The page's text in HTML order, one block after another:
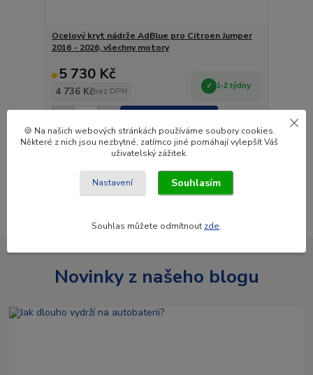
Ocelový kryt nádrže AdBlue pro Citroen Jumper
2016 - 2026, všechny motory
5 730 Kč
4 736 Kčbez DPH
1-2 týdny
Novinky z našeho blogu
🍪 Na našich webových stránkách používáme soubory cookies.
Některé z nich jsou nezbytné, zatímco jiné pomáhají vylepšít Váš
uživatelský zážitek.
Nastavení Souhlasím
Souhlas můžete odmítnout zde.